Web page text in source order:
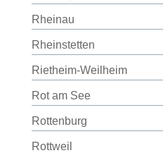
Rheinau
Rheinstetten
Rietheim-Weilheim
Rot am See
Rottenburg
Rottweil